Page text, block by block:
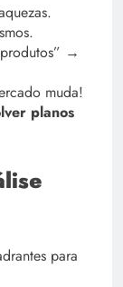
→
muda!
planos
para